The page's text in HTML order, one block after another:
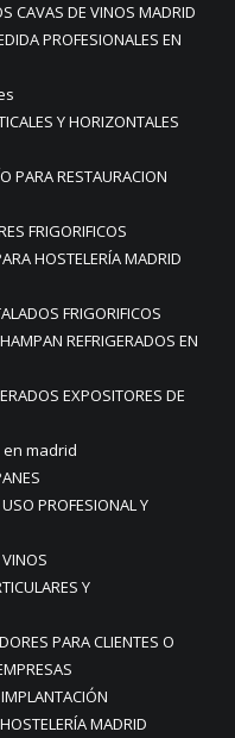
CAVAS DE VINOS MADRID
PROFESIONALES EN
Y HORIZONTALES
PARA RESTAURACION
FRIGORIFICOS
HOSTELERÍA MADRID
FRIGORIFICOS
REFRIGERADOS EN
EXPOSITORES DE
madrid
PROFESIONAL Y
Y
PARA CLIENTES O
MADRID